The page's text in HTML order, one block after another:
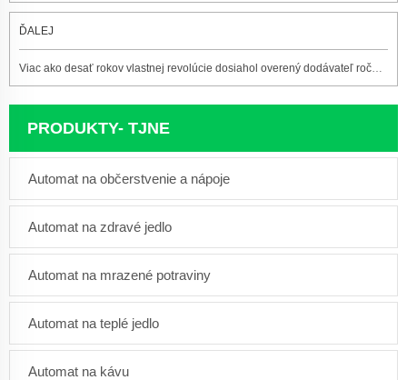
ĎALEJ
Viac ako desať rokov vlastnej revolúcie dosiahol overený dodávateľ ročný obrat 600 mil
PRODUKTY- TJNE
Automat na občerstvenie a nápoje
Automat na zdravé jedlo
Automat na mrazené potraviny
Automat na teplé jedlo
Automat na kávu